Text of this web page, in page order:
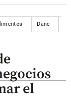
Dane
el